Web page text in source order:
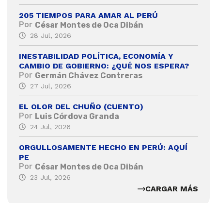
205 TIEMPOS PARA AMAR AL PERÚ
Por César Montes de Oca Dibán
28 Jul, 2026
INESTABILIDAD POLÍTICA, ECONOMÍA Y
CAMBIO DE GOBIERNO: ¿QUÉ NOS ESPERA?
Por Germán Chávez Contreras
27 Jul, 2026
EL OLOR DEL CHUÑO (CUENTO)
Por Luis Córdova Granda
24 Jul, 2026
ORGULLOSAMENTE HECHO EN PERÚ: AQUÍ
PE
Por César Montes de Oca Dibán
23 Jul, 2026
CARGAR MÁS